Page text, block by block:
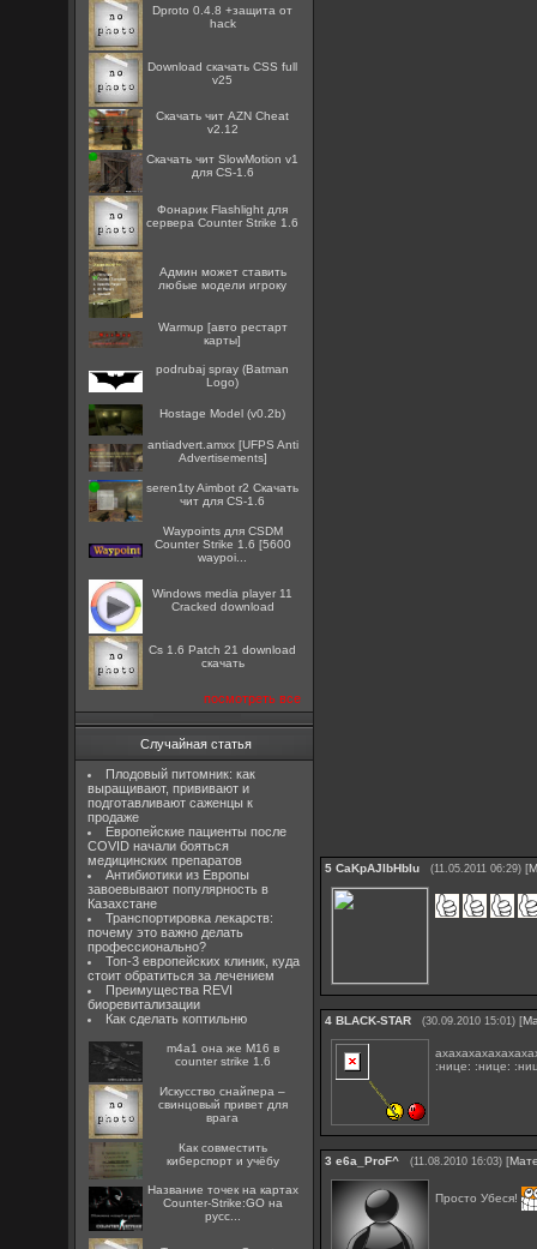
Dproto 0.4.8 +защита от
hack
Download скачать CSS full
v25
Скачать чит AZN Cheat
v2.12
Скачать чит SlowMotion v1
для CS-1.6
Фонарик Flashlight для
сервера Counter Strike 1.6
Админ может ставить
любые модели игроку
Warmup [авто рестарт
карты]
podrubaj spray (Batman
Logo)
Hostage Model (v0.2b)
antiadvert.amxx [UFPS Anti
Advertisements]
seren1ty Aimbot r2 Скачать
чит для CS-1.6
Waypoints для CSDM
Counter Strike 1.6 [5600
waypoi...
Windows media player 11
Cracked download
Cs 1.6 Patch 21 download
скачать
посмотреть все
Случайная статья
Плодовый питомник: как
выращивают, прививают и
подготавливают саженцы к
продаже
Европейские пациенты после
COVID начали бояться
медицинских препаратов
Антибиотики из Европы
завоевывают популярность в
Казахстане
Транспортировка лекарств:
почему это важно делать
профессионально?
Топ-3 европейских клиник, куда
стоит обратиться за лечением
Преимущества REVI
биоревитализации
Как сделать коптильню
m4a1 она же M16 в
counter strike 1.6
Искусство снайпера –
свинцовый привет для
врага
Как совместить
киберспорт и учёбу
Название точек на картах
Counter-Strike:GO на
русс...
5 CaKpAJIbHbIu (11.05.2011 06:29) [
4 BLACK-STAR (30.09.2010 15:01) [
:нице: :нице:
3 e6a_ProF^ (11.08.2010 16:03) [
Просто Убеся!